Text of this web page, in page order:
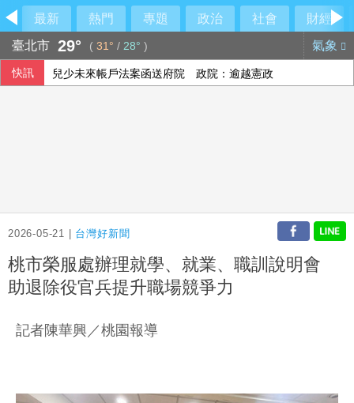
最新 熱門 專題 政治 社會
財經
臺北市 29° ( 31° / 28° ) 氣象
快訊 兒少未來帳戶法案函送府院 政院：逾越憲政
2026-05-21 | 台灣好新聞
桃市榮服處辦理就學、就業、職訓說明會
助退除役官兵提升職場競爭力
記者陳華興／桃園報導